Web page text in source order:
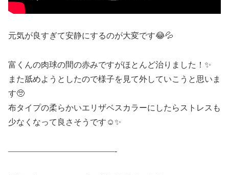
元気が良すぎて安静にするのが大変です😂💦
富くんの肉球の間の赤みですがほとんど治りました！✨
また舐めようとしたので様子を見て外していこうと思いま
す🥺
布タイプの柔らかいエリザベスカラーにしたらストレスも
少なくなって良さそうです☺️✨
—————————————-